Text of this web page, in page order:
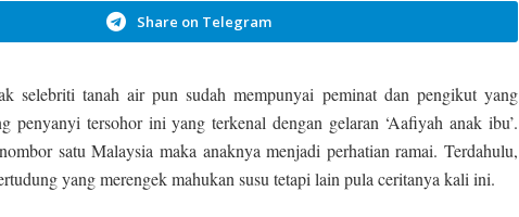
Share on Telegram
selebriti tanah air pun sudah mempunyai peminat dan pengikut yang
penyanyi tersohor ini yang terkenal dengan gelaran ‘Aafiyah anak ibu’.
satu Malaysia maka anaknya menjadi perhatian ramai. Terdahulu,
yang merengek mahukan susu tetapi lain pula ceritanya kali ini.